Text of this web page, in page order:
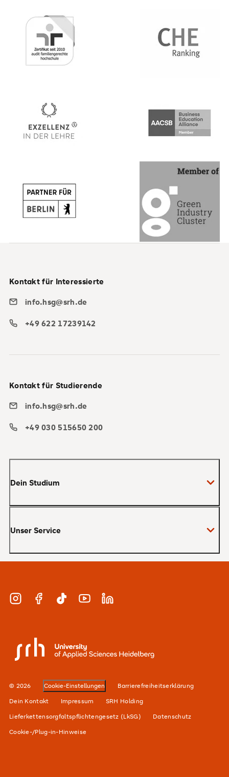
Dein Studium
Master
MBA
Duales Studium
Unser Service
Bewerbung und Zulassung
Finanzierung
Unsere Standorte
Für Unternehmen
Kontakt für Interessierte
info.hsg@srh.de
+49 622 17239142
Kontakt für Studierende
info.hsg@srh.de
+49 030 515650 200
InstagramFacebookTikTok YouTubeLinkedIn
SRH University
© 2026 Cookie-Einstellungen
Barrierefreiheitserklärung
Dein Kontakt
Impressum
SRH Holding
Lieferkettensorgfaltspflichtengesetz (LkSG)
Datenschutz
Cookie-/Plug-in-Hinweise